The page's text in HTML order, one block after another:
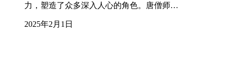
力，塑造了众多深入人心的角色。唐僧师…
2025年2月1日